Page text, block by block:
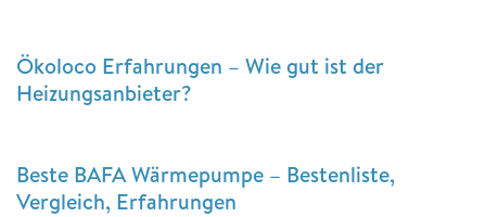
Ökoloco Erfahrungen – Wie gut ist der
Heizungsanbieter?
Beste BAFA Wärmepumpe – Bestenliste,
Vergleich, Erfahrungen